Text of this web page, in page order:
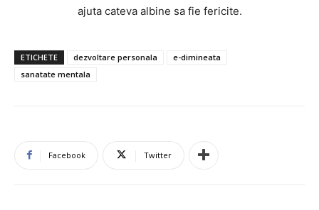
ajuta cateva albine sa fie fericite.
ETICHETE dezvoltare personala
e-dimineata
sanatate mentala
Facebook Twitter